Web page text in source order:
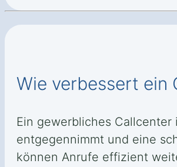
Wie verbessert ein
Ein gewerbliches
entgegennimmt und eine
können Anrufe effizient